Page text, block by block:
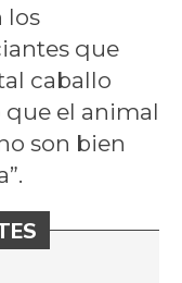
los
que
caballo
que el animal
son bien